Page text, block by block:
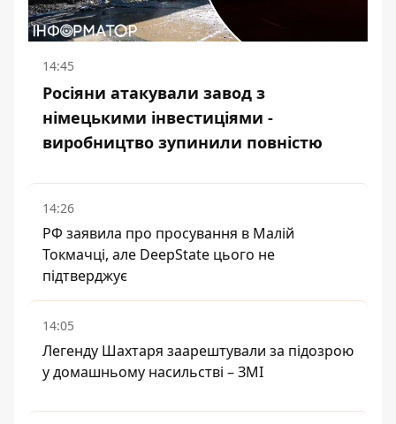
14:45
Росіяни атакували завод з
німецькими інвестиціями -
виробництво зупинили повністю
14:26
РФ заявила про просування в Малій
Токмачці, але DeepState цього не
підтверджує
14:05
Легенду Шахтаря заарештували за підозрою
у домашньому насильстві – ЗМІ